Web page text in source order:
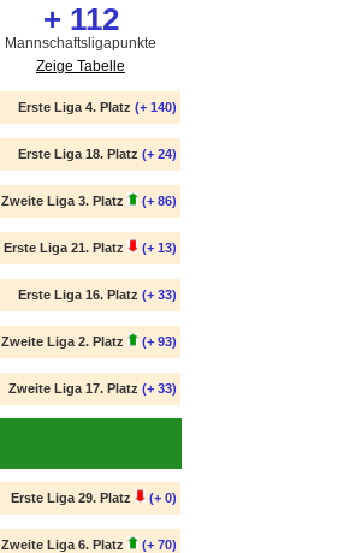
+ 112
Mannschaftsligapunkte
Zeige Tabelle
Erste Liga 4. Platz (+ 140)
Erste Liga 18. Platz (+ 24)
Zweite Liga 3. Platz (+ 86)
Erste Liga 21. Platz (+ 13)
Erste Liga 16. Platz (+ 33)
Zweite Liga 2. Platz (+ 93)
Zweite Liga 17. Platz (+ 33)
Erste Liga 29. Platz (+ 0)
Zweite Liga 6. Platz (+ 70)